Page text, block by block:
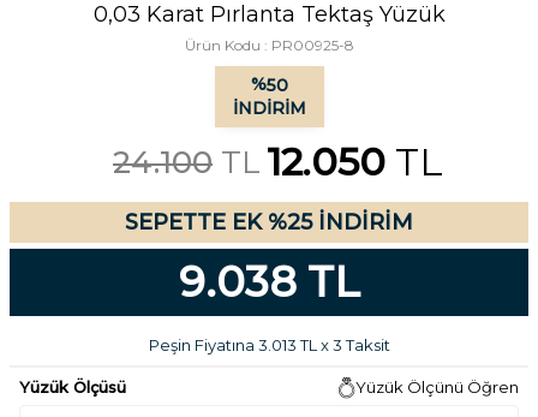
0,03 Karat Pırlanta Tektaş Yüzük
Ürün Kodu : PR00925-8
%50
İNDIRIM
24.100 TL 12.050 TL
SEPETTE EK %25 İNDİRİM
9.038 TL
Peşin Fiyatına 3.013 TL x 3 Taksit
Yüzük Ölçüsü Yüzük Ölçünü Öğren